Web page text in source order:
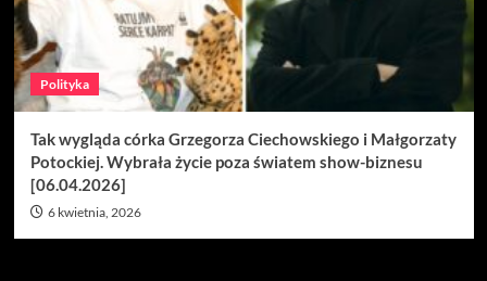
Polityka
Tak wygląda córka Grzegorza Ciechowskiego i Małgorzaty
Potockiej. Wybrała życie poza światem show-biznesu
[06.04.2026]
6 kwietnia, 2026